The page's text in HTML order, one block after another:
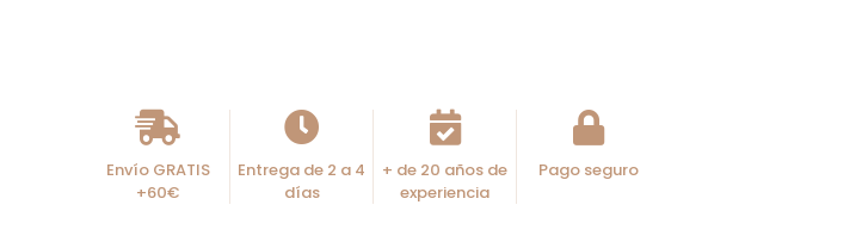
Envío GRATIS
+60€
Entrega de 2 a 4
días
+ de 20 años de
experiencia
Pago seguro